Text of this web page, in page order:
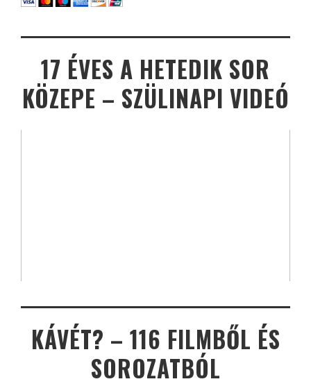
17 ÉVES A HETEDIK SOR
KÖZEPE – SZÜLINAPI VIDEÓ
KÁVÉT? – 116 FILMBŐL ÉS
SOROZATBÓL